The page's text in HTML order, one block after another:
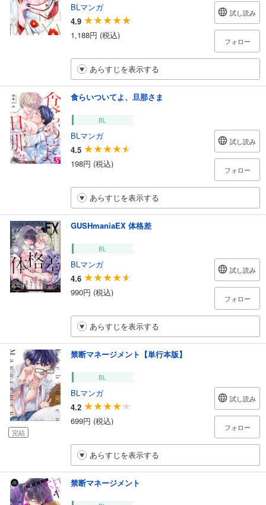
BLマンガ
4.9
1,188円 (税込)
試し読み
フォロー
あらすじを表示する
食らいついてよ、旦那さま
BL
BLマンガ
4.5
198円 (税込)
試し読み
フォロー
あらすじを表示する
GUSHmaniaEX 体格差
BL
BLマンガ
4.6
990円 (税込)
試し読み
フォロー
あらすじを表示する
完結
禁断マネージメント【単行本版】
BL
BLマンガ
4.2
699円 (税込)
試し読み
フォロー
あらすじを表示する
禁断マネージメント